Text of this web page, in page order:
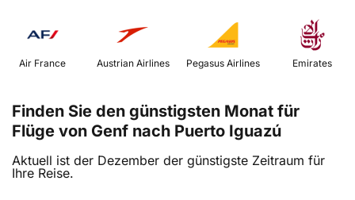
Air France Austrian Airlines Emirates
Finden Sie den günstigsten Monat für
Flüge von Genf nach Puerto Iguazú
Aktuell ist der Dezember der günstigste Zeitraum für
Ihre Reise.